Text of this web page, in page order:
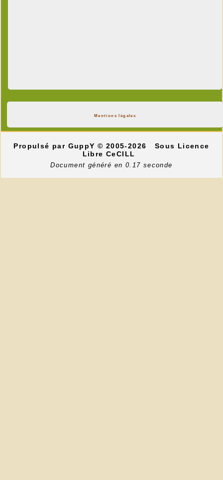
Mentions légales
Propulsé par GuppY© 2005-2026
Sous Licence
Libre CeCILL
Document généré en 0.17 seconde